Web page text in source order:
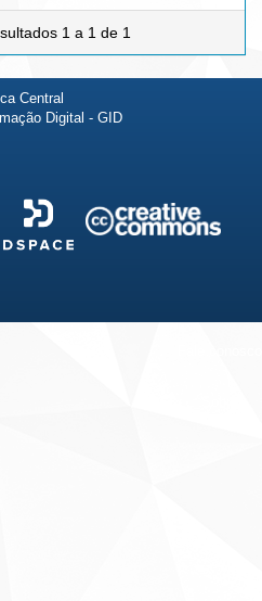
1 a 1 de 1
Central
Digital - GID